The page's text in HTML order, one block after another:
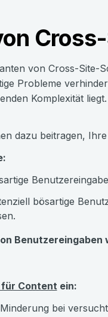
von Cross-
Probleme
Komplexität
dazu beitragen,
bösartige
Benutzereingaben
Contentein:
bei